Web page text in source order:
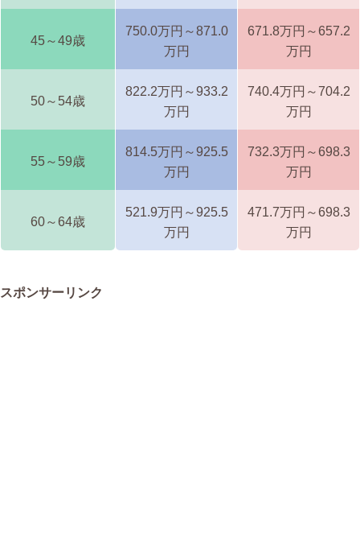
45～49歳
750.0万円～871.0
万円
671.8万円～657.2
万円
50～54歳
822.2万円～933.2
万円
740.4万円～704.2
万円
55～59歳
814.5万円～925.5
万円
732.3万円～698.3
万円
60～64歳
521.9万円～925.5
万円
471.7万円～698.3
万円
スポンサーリンク